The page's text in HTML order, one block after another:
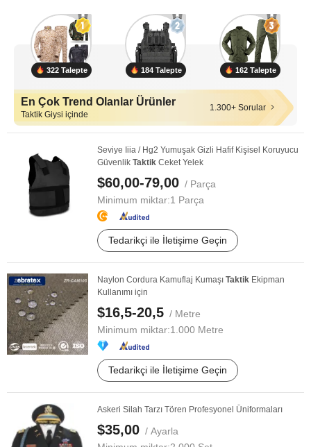
322 Talepte 184 Talepte 162 Talepte
En Çok Trend Olanlar Ürünler
Taktik Giysi içinde
1.300+ Sorular
Seviye Iiia / Hg2 Yumuşak Gizli Hafif Kişisel Koruyucu
Güvenlik Taktik Ceket Yelek
$60,00-79,00 / Parça
Minimum miktar:1 Parça
Tedarikçi ile İletişime Geçin
Naylon Cordura Kamuflaj Kumaşı Taktik Ekipman
Kullanımı için
$16,5-20,5 / Metre
Minimum miktar:1.000 Metre
Tedarikçi ile İletişime Geçin
Askeri Silah Tarzı Tören Profesyonel Üniformaları
$35,00 / Ayarla